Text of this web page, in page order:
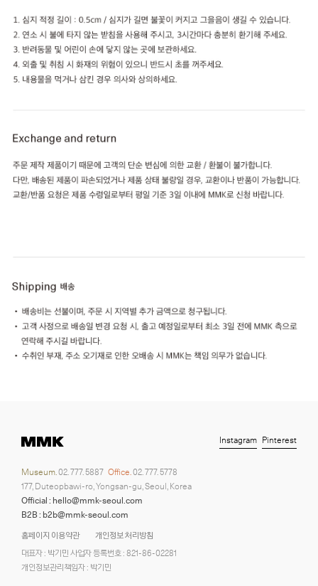
홈페이지 이용약관
개인정보 처리방침
대표자 : 박기민 사업자 등록번호 : 821-86-02281
개인정보관리책임자 : 박기민
Museum. 02. 777. 5887 Office. 02. 777. 5778
177, Duteopbawi-ro, Yongsan-gu, Seoul, Korea
Official : hello@mmk-seoul.com
B2B : b2b@mmk-seoul.com
Instagram Pinterest